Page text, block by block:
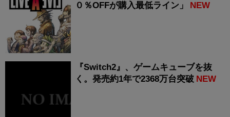
０％OFFが購入最低ライン」
NEW
『Switch2』、ゲームキューブを抜
く。発売約1年で2368万台突破 NEW